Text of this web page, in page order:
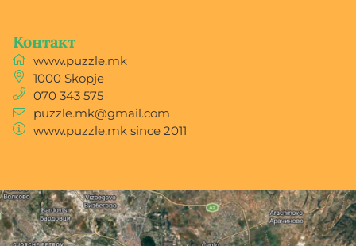
Контакт
www.puzzle.mk
1000Skopje
070 343 575
puzzle.mk@gmail.com
www.puzzle.mksince 2011